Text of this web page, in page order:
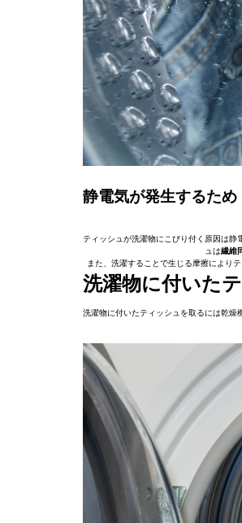
静電気が発生するため
ティッシュが洗濯物にこびり付く原因は静
ュは繊維
また、洗濯することで生じる摩擦により
洗濯物に付いた
洗濯物に付いたティッシュを取るには乾燥